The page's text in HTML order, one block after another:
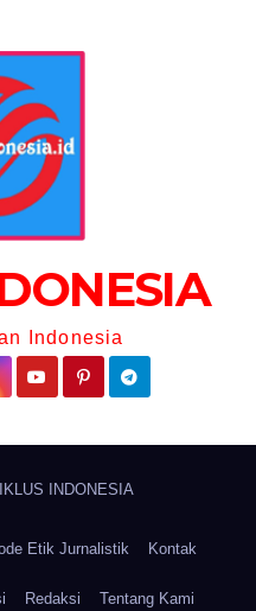
Indonesia
INDONESIA
Etik Jurnalistik Kontak
Redaksi Tentang Kami